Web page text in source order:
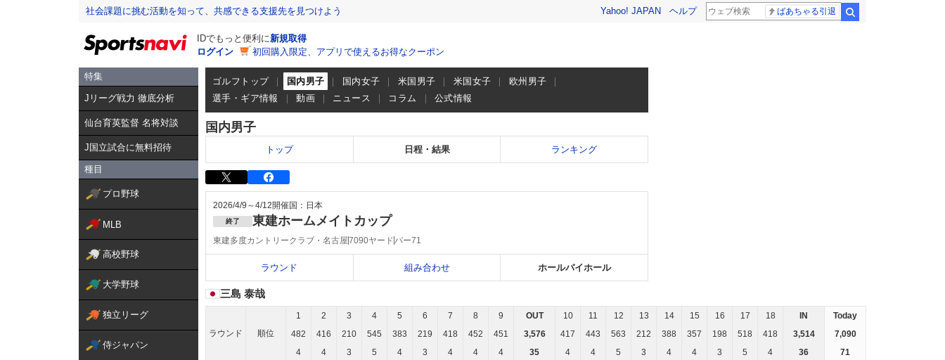
社会課題に挑む活動を知って、共感できる支援先を見つけよう Yahoo! JAPAN ヘルプ ばあちゃる引退
IDでもっと便利に新規取得
ログイン
初回購入限定、アプリで使えるお得なクーポン
特集
Jリーグ戦力 徹底分析
仙台育英監督 名将対談
J国立試合に無料招待
種目
プロ野球
MLB
高校野球
大学野球
独立リーグ
侍ジャパン
ゴルフトップ 国内男子 国内女子 米国男子 米国女子
欧州男子
選手・ギア情報
動画 ニュース コラム 公式情報
国内男子
トップ 日程・結果 ランキング
2026/4/9～4/12開催国：日本
終了 東建ホームメイトカップ
東建多度カントリークラブ・名古屋7090ヤードパー71
ラウンド 組み合わせ ホールバイホール
三島 泰哉
ラウンド 順位
1 2 3 4 5 6 7 8 9 OUT 10 11 12 13 14 15 16 17 18 IN
Today
482
416 210 545 383 219 418 452 451 3,576 417 443 563 212 388 357 198 518 418 3,514
7,090
4
4 3 5 4 3 4 4 4 35 4 4 5 3 4 4 3 5 4 36 71